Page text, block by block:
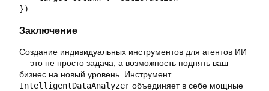
Заключение
Создание индивидуальных инструментов для агентов ИИ
— это не просто задача, а возможность поднять ваш
бизнес на новый уровень. Инструмент
IntelligentDataAnalyzer объединяет в себе мощные